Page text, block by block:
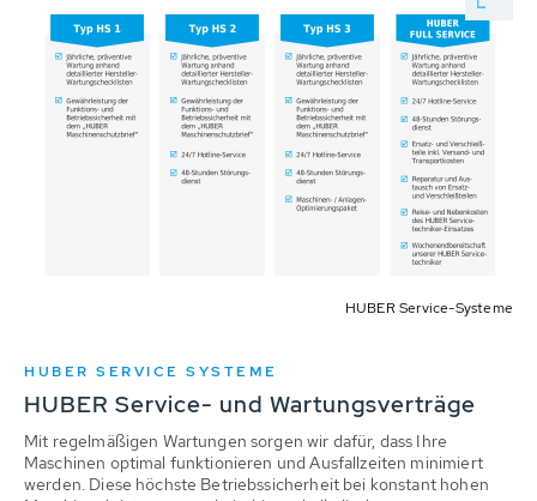
HUBER Service-Systeme
HUBER SERVICE SYSTEME
HUBER Service- und Wartungsverträge
Mit regelmäßigen Wartungen sorgen wir dafür, dass Ihre
Maschinen optimal funktionieren und Ausfallzeiten minimiert
werden. Diese höchste Betriebssicherheit bei konstant hohen